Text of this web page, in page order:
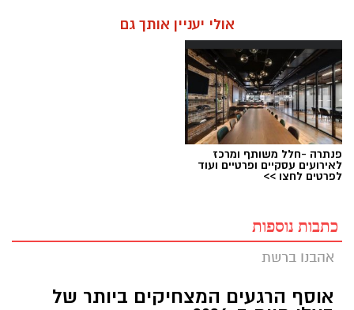
אולי יעניין אותך גם
פנתרה -חלל משותף ומרכז
לאירועים עסקיים ופרטיים ועוד
לפרטים לחצו >>
כתבות נוספות
אהבנו ברשת
אוסף הרגעים המצחיקים ביותר של